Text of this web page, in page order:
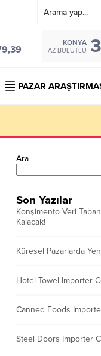
KONYA
AZ BULUTLU
PAZAR
Ara
Son Yazılar
Konşimento Veri
Kalacak!
Küresel Pazarlarda
Hotel Towel Importer
Canned Foods
Steel Doors Importer